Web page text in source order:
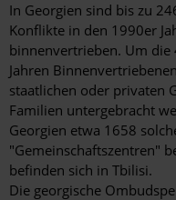
Hintergrund
In Georgien sind bis zu
Konflikte in den 1990er
binnenvertrieben. Um
Jahren
staatlichen oder privaten
Familien untergebracht
Georgien etwa 1658
"Gemeinschaftszentren"
befinden sich in Tbilisi.
Die georgische